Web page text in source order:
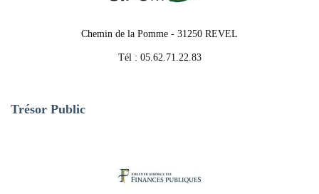
Chemin de la Pomme - 31250 REVEL
Tél : 05.62.71.22.83
Trésor Public